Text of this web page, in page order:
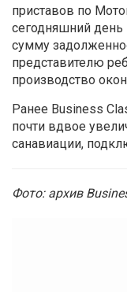
приставов по
сегодняшний
сумму
представителю
производство
Ранее Business
почти вдвое
санавиации,
Фото: архив